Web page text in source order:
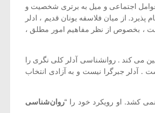
عوامل اجتماعی و میل به برتری شخصیت و
از میان فلاسفه یونان قدیم ، ادلر
، بخصوص از نظر مفاهیم امور مطلق ،
می کند . روانشناسی آدلر کلی نگری را
. آدلر جبرگرا نیست و به آزادی انتخاب
روان‌شناسی